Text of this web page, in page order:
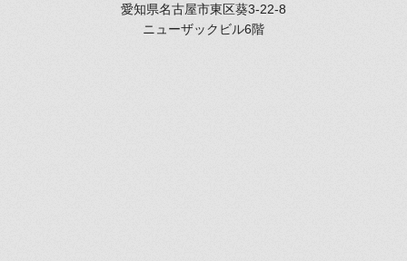
愛知県名古屋市東区葵3-22-8
ニューザックビル6階